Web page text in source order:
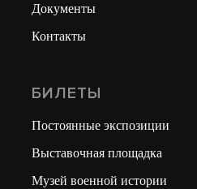
Документы
Контакты
БИЛЕТЫ
Постоянные экспозиции
Выставочная площадка
Музей военной истории